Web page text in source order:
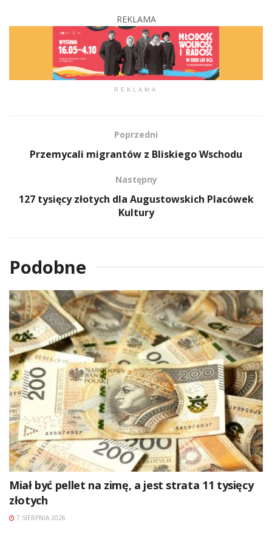
REKLAMA
REKLAMA
Poprzedni
Przemycali migrantów z Bliskiego Wschodu
Następny
127 tysięcy złotych dla Augustowskich Placówek
Kultury
Podobne
Miał być pellet na zimę, a jest strata 11 tysięcy
złotych
7 SIERPNIA 2026